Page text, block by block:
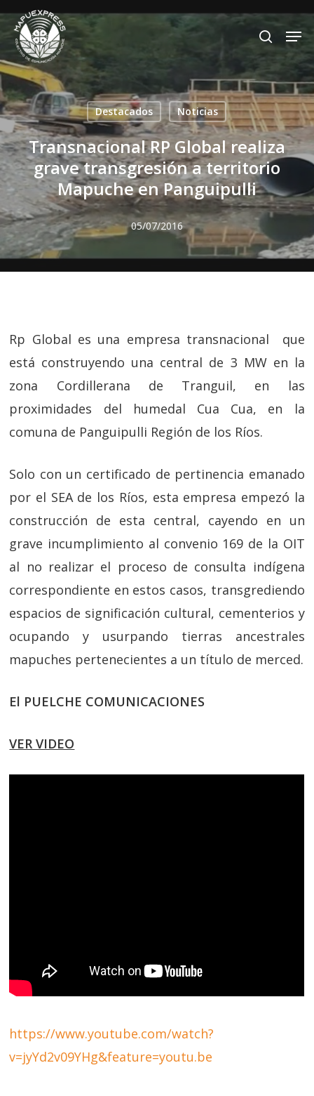
Skip
to
main
content
search
Destacados Noticias
Transnacional RP Global realiza
grave transgresión a territorio
Mapuche en Panguipulli
05/07/2016
Rp Global es una empresa transnacional que
está construyendo una central de 3 MW en la
zona Cordillerana de Tranguil, en las
proximidades del humedal Cua Cua, en la
comuna de Panguipulli Región de los Ríos.
Solo con un certificado de pertinencia emanado
por el SEA de los Ríos, esta empresa empezó la
construcción de esta central, cayendo en un
grave incumplimiento al convenio 169 de la OIT
al no realizar el proceso de consulta indígena
correspondiente en estos casos, transgrediendo
espacios de significación cultural, cementerios y
ocupando y usurpando tierras ancestrales
mapuches pertenecientes a un título de merced.
El PUELCHE COMUNICACIONES
VER VIDEO
https://www.youtube.com/watch?
v=jyYd2v09YHg&feature=youtu.be
Close
Menu